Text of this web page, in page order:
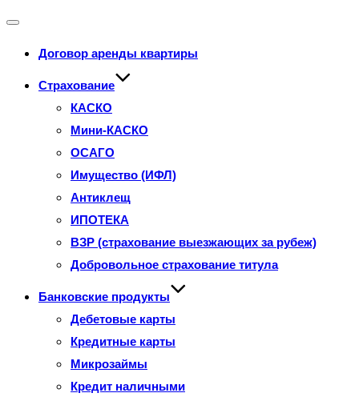
навигации
Договор аренды квартиры
Страхование
КАСКО
Мини-КАСКО
ОСАГО
Имущество (ИФЛ)
Антиклещ
ИПОТЕКА
ВЗР (страхование выезжающих за рубеж)
Добровольное страхование титула
Банковские продукты
Дебетовые карты
Кредитные карты
Микрозаймы
Кредит наличными